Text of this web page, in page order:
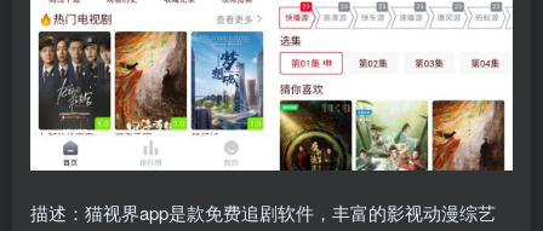
描述：猫视界app是款免费追剧软件，丰富的影视动漫综艺